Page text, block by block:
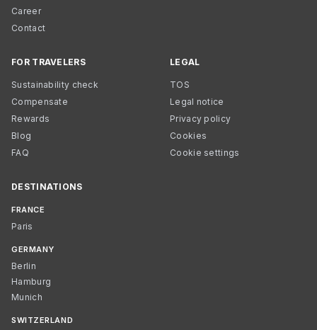
Career
Contact
FOR TRAVELERS
Sustainability check
Compensate
Rewards
Blog
FAQ
LEGAL
TOS
Legal notice
Privacy policy
Cookies
Cookie settings
DESTINATIONS
FRANCE
Paris
GERMANY
Berlin
Hamburg
Munich
SWITZERLAND